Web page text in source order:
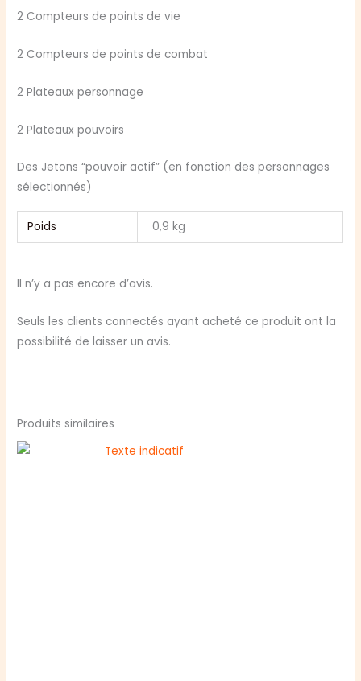
2 Compteurs de points de vie
2 Compteurs de points de combat
2 Plateaux personnage
2 Plateaux pouvoirs
Des Jetons “pouvoir actif” (en fonction des personnages
sélectionnés)
Poids 0,9 kg
Il n’y a pas encore d’avis.
Seuls les clients connectés ayant acheté ce produit ont la
possibilité de laisser un avis.
Produits similaires